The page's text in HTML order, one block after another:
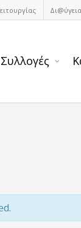
Δι@ύγεια
Συλλογές